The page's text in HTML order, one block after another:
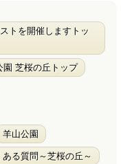
トを開催しますトッ
園 芝桜の丘トップ
羊山公園
ある質問～芝桜の丘～